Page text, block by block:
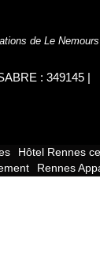
de Le Nemours
: 349145 |
Hôtel Rennes
Rennes